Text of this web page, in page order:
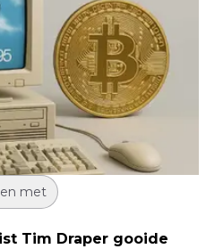
met
Tim Draper gooide